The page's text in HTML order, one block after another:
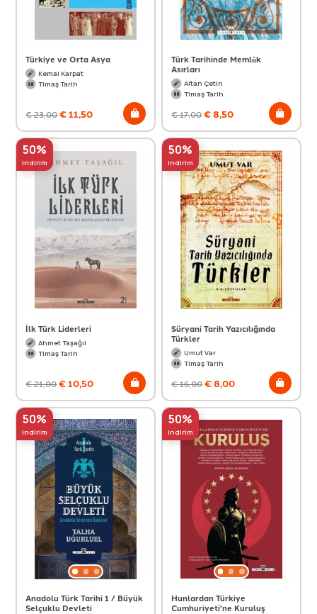
Türkiye ve Orta Asya
Kemal Karpat
Timaş Tarih
€23,00€11,50
Türk Tarihinde Memlûk
Asırları
Altan Çetin
Timaş Tarih
€17,00€8,50
50%
indirim
İlk Türk Liderleri
Ahmet Taşağıl
Timaş Tarih
€21,00€10,50
50%
indirim
Süryani Tarih Yazıcılığında
Türkler
Umut Var
Timaş Tarih
€16,00€8,00
50%
indirim
Anadolu Türk Tarihi 1 / Büyük
Selçuklu Devleti
50%
indirim
Hunlardan Türkiye
Cumhuriyeti'ne Kuruluş